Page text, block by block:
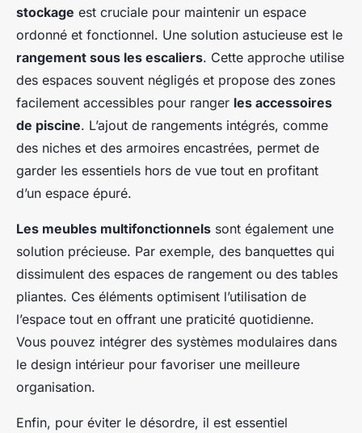
stockage est cruciale pour maintenir un espace
ordonné et fonctionnel. Une solution astucieuse est le
rangement sous les escaliers. Cette approche utilise
des espaces souvent négligés et propose des zones
facilement accessibles pour ranger les accessoires
de piscine. L’ajout de rangements intégrés, comme
des niches et des armoires encastrées, permet de
garder les essentiels hors de vue tout en profitant
d’un espace épuré.
Les meubles multifonctionnels sont également une
solution précieuse. Par exemple, des banquettes qui
dissimulent des espaces de rangement ou des tables
pliantes. Ces éléments optimisent l’utilisation de
l’espace tout en offrant une praticité quotidienne.
Vous pouvez intégrer des systèmes modulaires dans
le design intérieur pour favoriser une meilleure
organisation.
Enfin, pour éviter le désordre, il est essentiel